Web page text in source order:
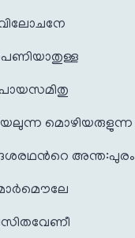
പായസമിതു
മൊഴിയരുളുന്ന
ദശരഥന്‍റെ അന്ത:പുരം